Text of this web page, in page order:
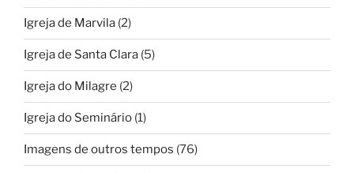
Igreja de Marvila (2)
Igreja de Santa Clara (5)
Igreja do Milagre (2)
Igreja do Seminário (1)
Imagens de outros tempos (76)